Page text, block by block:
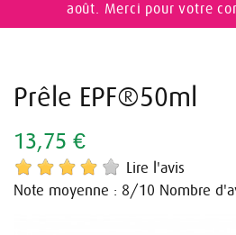
août. Merci pour votre
Prêle EPF®50ml
13,75 €
Lire l'avis
Note moyenne : 8/10 Nombre